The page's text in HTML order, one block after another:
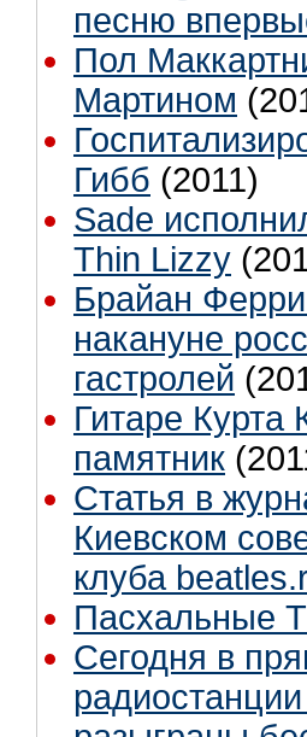
песню
Пол
Мартином
Гибб (2011)
Sade
Thin Lizzy
Брайан
накануне
гастролей
Гитаре Курта
памятник
Статья в
Киевском
клуба
Пасхальные
Сегодня в